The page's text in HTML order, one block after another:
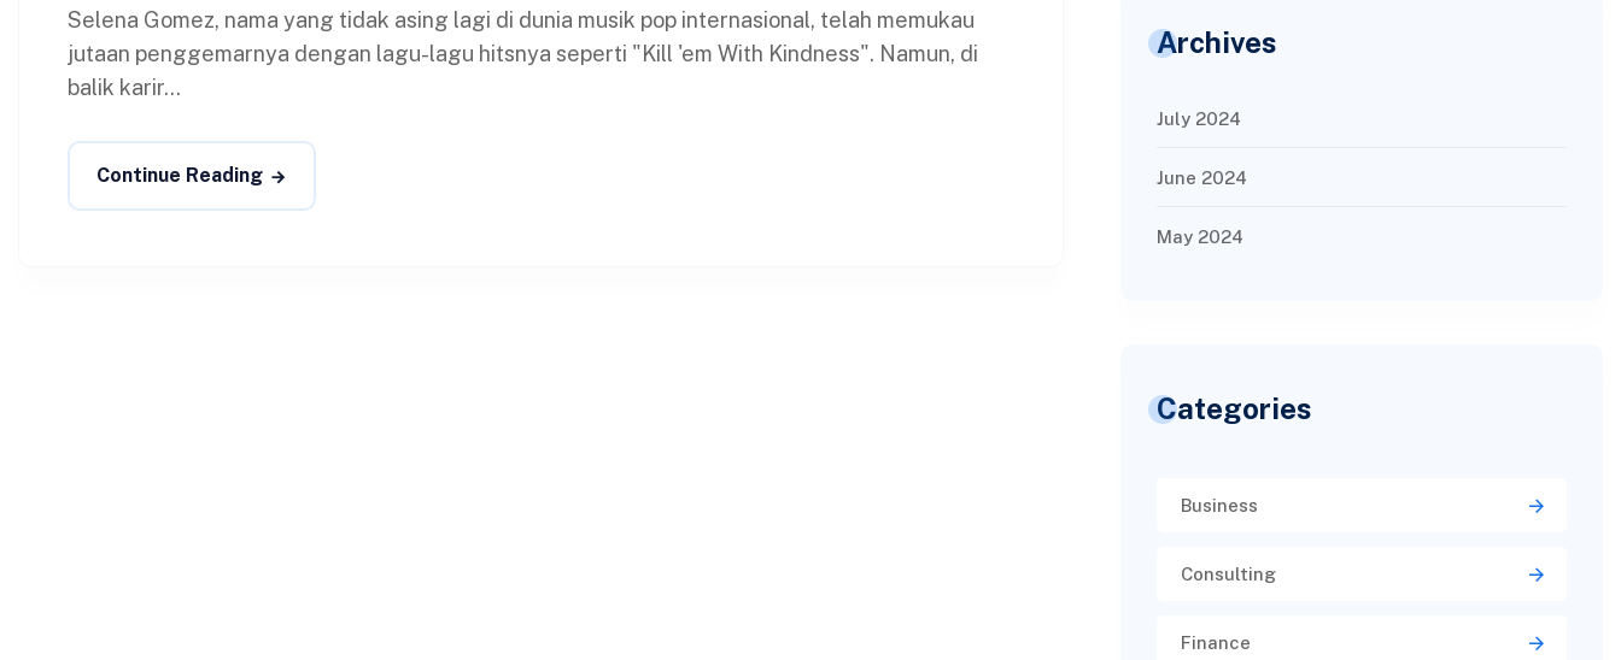
Selena Gomez, nama yang tidak asing lagi di dunia musik pop internasional, telah memukau
jutaan penggemarnya dengan lagu-lagu hitsnya seperti "Kill 'em With Kindness". Namun, di
balik karir...
Continue Reading
Archives
July 2024
June 2024
May 2024
Categories
Business
Consulting
Finance